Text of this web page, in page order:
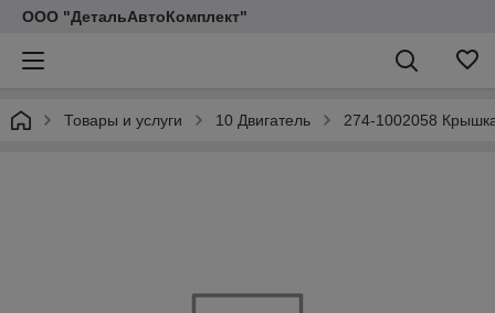
ООО "ДетальАвтоКомплект"
Товары и услуги 10 Двигатель 274-1002058